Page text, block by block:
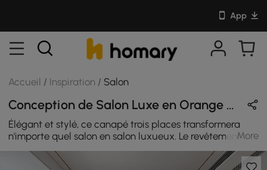
App
Accueil / Inspiration / Salon
Conception de Salon Luxe en Orange / Noir / Blanc avec Cuir / Métal / En Bois
Élégant et stylé, ce canapé trois places transformera
n'importe quel salon en salon luxueux. Le revêtement en
cuir nappa et le rembourrage des sièges en mousse
haute densité vous offrent un maximum de confort
More